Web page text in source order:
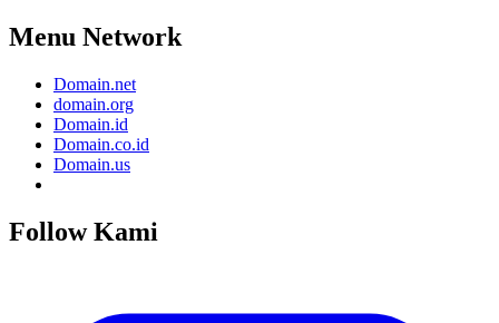
Menu Network
Domain.net
domain.org
Domain.id
Domain.co.id
Domain.us
Follow Kami